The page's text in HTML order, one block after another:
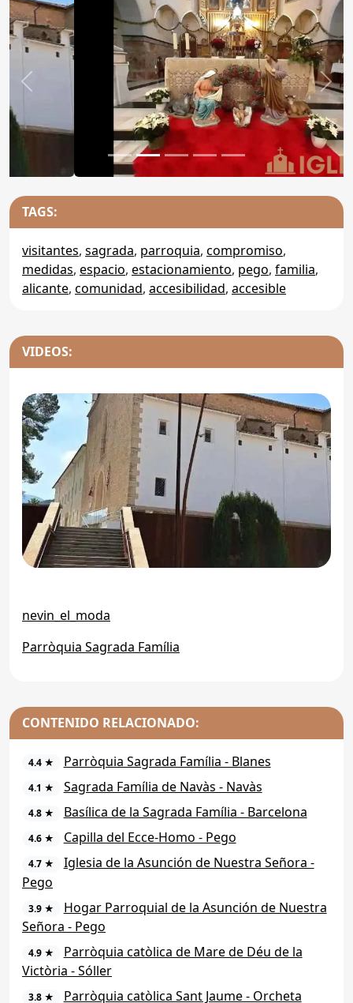
Anterior
TAGS:
visitantes, sagrada, parroquia, compromiso,
medidas, espacio, estacionamiento, pego, familia,
alicante, comunidad, accesibilidad, accesible
VIDEOS:
nevin_el_moda
Parròquia Sagrada Família
CONTENIDO RELACIONADO:
4.4 ★ Parròquia Sagrada Família - Blanes
4.1 ★ Sagrada Família de Navàs - Navàs
4.8 ★ Basílica de la Sagrada Família - Barcelona
4.6 ★ Capilla del Ecce-Homo - Pego
4.7 ★
Iglesia de la Asunción de Nuestra Señora -
Pego
3.9 ★
Hogar Parroquial de la Asunción de Nuestra
Señora - Pego
4.9 ★
Parròquia catòlica de Mare de Déu de la
Victòria - Sóller
3.8 ★ Parròquia catòlica Sant Jaume - Orcheta